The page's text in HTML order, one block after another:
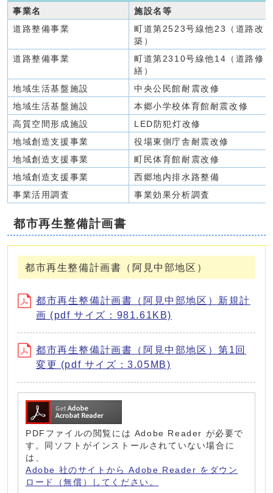
事業名
施設名等
道路整備事業
町道第2523号線他23（道路改
築）
道路整備事業
町道第2310号線他14（道路修
繕）
地域生活基盤施設
中央公民館耐震改修
地域生活基盤施設
本郷小学校体育館耐震改修
高質空間形成施設
LED防犯灯改修
地域創造支援事業
役場東側庁舎耐震改修
地域創造支援事業
町民体育館耐震改修
地域創造支援事業
西郷地内排水路整備
事業活用調査
事業効果分析調査
都市再生整備計画書
都市再生整備計画書（阿見中部地区）
都市再生整備計画書（阿見中部地区）新規計
画 (pdf サイズ：981.61KB)
都市再生整備計画書（阿見中部地区）第1回
変更 (pdf サイズ：3.05MB)
PDFファイルの閲覧には Adobe Reader が必要で
す。同ソフトがインストールされていない場合に
は、
Adobe 社のサイトから Adobe Reader をダウン
ロード（無償）してください。